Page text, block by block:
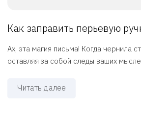
Как заправить перьевую
Ах, эта магия письма! Когда чернила
оставляя за собой следы ваших
Читать далее